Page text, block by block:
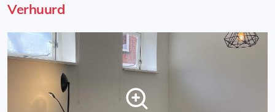
Verhuurd